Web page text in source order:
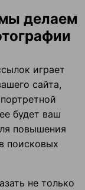
делаем
играет
сайта,
будет ваш
повышения
поисковых
не только